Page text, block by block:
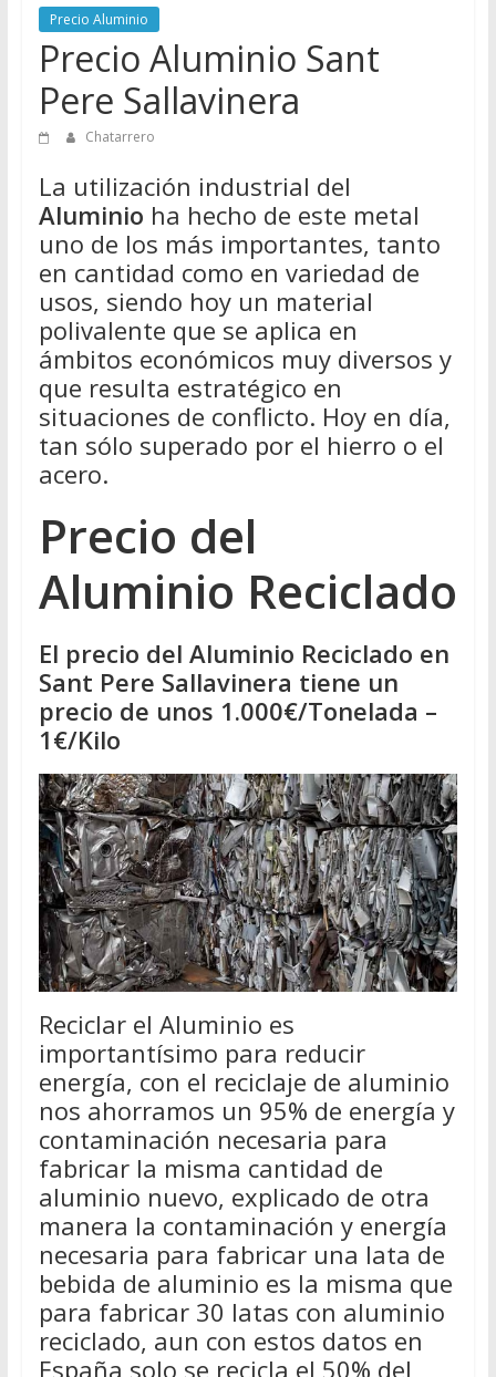
vender
Chatarra
Precio Aluminio
Precio Aluminio Sant
Pere Sallavinera
Chatarrero
La utilización industrial del
Aluminio ha hecho de este metal
uno de los más importantes, tanto
en cantidad como en variedad de
usos, siendo hoy un material
polivalente que se aplica en
ámbitos económicos muy diversos y
que resulta estratégico en
situaciones de conflicto. Hoy en día,
tan sólo superado por el hierro o el
acero.
Precio del
Aluminio Reciclado
El precio del Aluminio Reciclado en
Sant Pere Sallavinera tiene un
precio de unos 1.000€/Tonelada –
1€/Kilo
Reciclar el Aluminio es
importantísimo para reducir
energía, con el reciclaje de aluminio
nos ahorramos un 95% de energía y
contaminación necesaria para
fabricar la misma cantidad de
aluminio nuevo, explicado de otra
manera la contaminación y energía
necesaria para fabricar una lata de
bebida de aluminio es la misma que
para fabricar 30 latas con aluminio
reciclado, aun con estos datos en
España solo se recicla el 50% del